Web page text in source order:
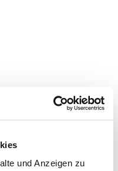
und Anzeigen zu